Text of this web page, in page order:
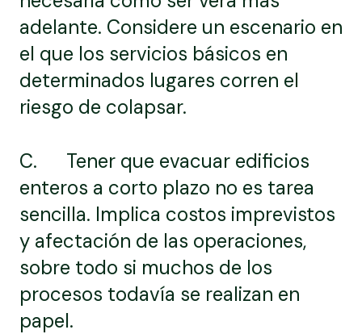
adelante. Considere un escenario en
el que los servicios básicos en
determinados lugares corren el
riesgo de colapsar.
C. Tener que evacuar edificios
enteros a corto plazo no es tarea
sencilla. Implica costos imprevistos
y afectación de las operaciones,
sobre todo si muchos de los
procesos todavía se realizan en
papel.